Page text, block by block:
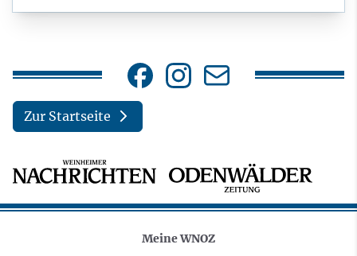
Zur Startseite
Meine WNOZ